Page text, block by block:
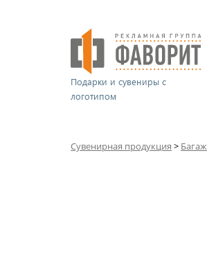
Подарки и сувениры с
логотипом
Сувенирная продукция > Багаж